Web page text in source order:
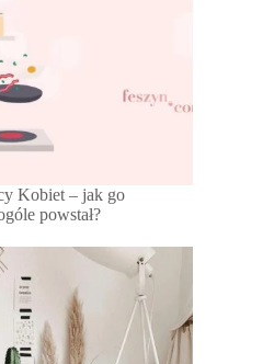
Kobiet – jak go
powstał?